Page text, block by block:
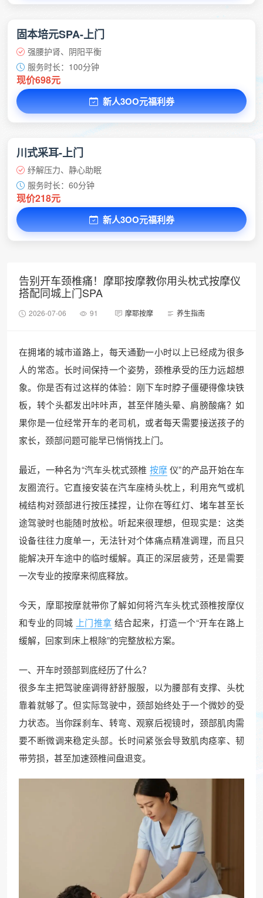
固本培元SPA-上门
强腰护肾、阴阳平衡
服务时长：100分钟
现价698元
新人3OO元福利券
川式采耳-上门
纾解压力、静心助眠
服务时长：60分钟
现价218元
新人3OO元福利券
告别开车颈椎痛！摩耶按摩教你用头枕式按摩仪
搭配同城上门SPA
2026-07-06 91 摩耶按摩 养生指南
在拥堵的城市道路上，每天通勤一小时以上已经成为很多
人的常态。长时间保持一个姿势，颈椎承受的压力远超想
象。你是否有过这样的体验：刚下车时脖子僵硬得像块铁
板，转个头都发出咔咔声，甚至伴随头晕、肩膀酸痛？如
果你是一位经常开车的老司机，或者每天需要接送孩子的
家长，颈部问题可能早已悄悄找上门。
最近，一种名为“汽车头枕式颈椎 按摩仪”的产品开始在车
友圈流行。它直接安装在汽车座椅头枕上，利用充气或机
械结构对颈部进行按压揉捏，让你在等红灯、堵车甚至长
途驾驶时也能随时放松。听起来很理想，但现实是：这类
设备往往力度单一，无法针对个体痛点精准调理，而且只
能解决开车途中的临时缓解。真正的深层疲劳，还是需要
一次专业的按摩来彻底释放。
今天，摩耶按摩就带你了解如何将汽车头枕式颈椎按摩仪
和专业的同城 上门推拿 结合起来，打造一个“开车在路上
缓解，回家到床上根除”的完整放松方案。
一、开车时颈部到底经历了什么？
很多车主把驾驶座调得舒舒服服，以为腰部有支撑、头枕
靠着就够了。但实际驾驶中，颈部始终处于一个微妙的受
力状态。当你踩刹车、转弯、观察后视镜时，颈部肌肉需
要不断微调来稳定头部。长时间紧张会导致肌肉痉挛、韧
带劳损，甚至加速颈椎间盘退变。